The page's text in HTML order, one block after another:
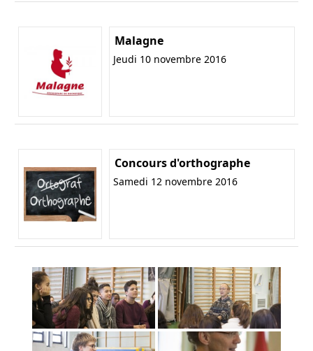
Malagne
Jeudi 10 novembre 2016
Concours d'orthographe
Samedi 12 novembre 2016